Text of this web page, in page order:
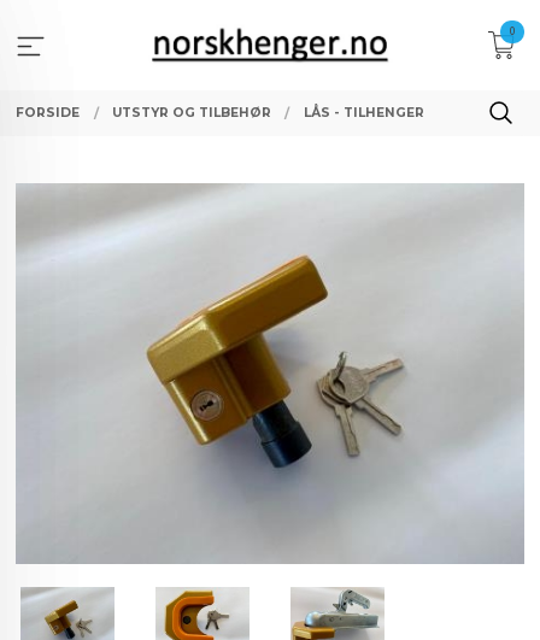
innholdet
0
FORSIDE UTSTYR OG TILBEHØR LÅS - TILHENGER